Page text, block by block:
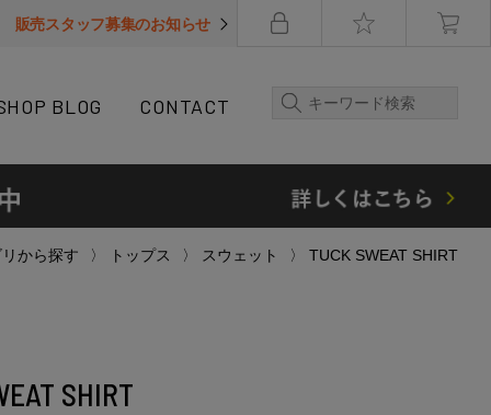
販売スタッフ募集のお知らせ
BLOG CONTACT
から探す トップス スウェット TUCK SWEAT SHIRT
SHIRT